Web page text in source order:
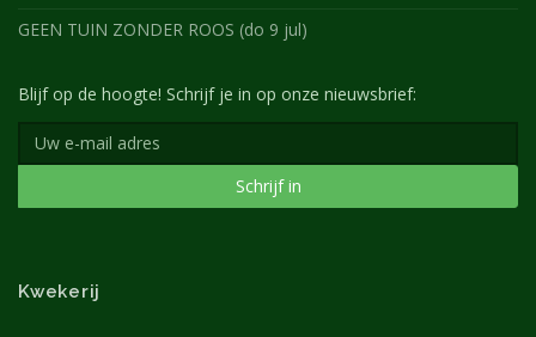
GEEN TUIN ZONDER ROOS (do 9 jul)
Blijf op de hoogte! Schrijf je in op onze nieuwsbrief:
Schrijf in
Kwekerij